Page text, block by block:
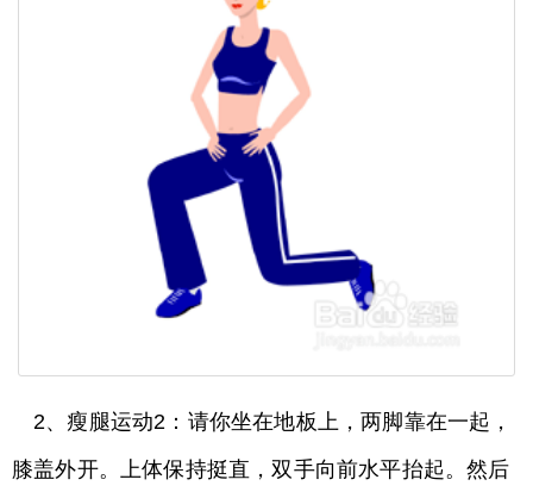
2、瘦腿运动2：请你坐在地板上，两脚靠在一起，
膝盖外开。上体保持挺直，双手向前水平抬起。然后